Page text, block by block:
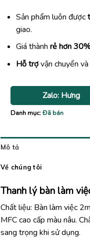
Sản phẩm luôn được
giao.
Giá thành rẻ hơn
Hỗ trợvận chuyển
Zalo: Hưng
Danh mục:Đã bán
Mô tả
Về chúng tôi
Thanh lý bàn làm
Chất liệu: Bàn làm việc
MFC cao cấp màu nâu.
sang trọng khi sử dụng.